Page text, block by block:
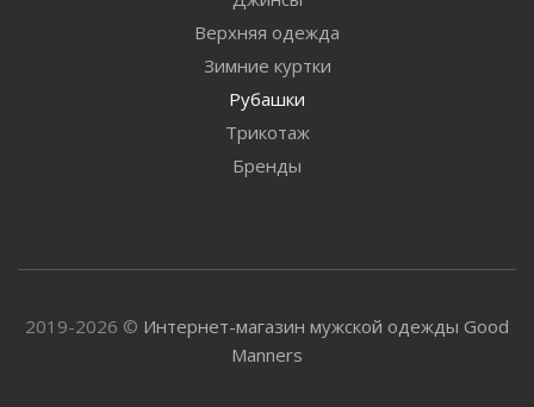
Верхняя одежда
Зимние куртки
Рубашки
Трикотаж
Бренды
2019-2026 © Интернет-магазин мужской одежды Good
Manners